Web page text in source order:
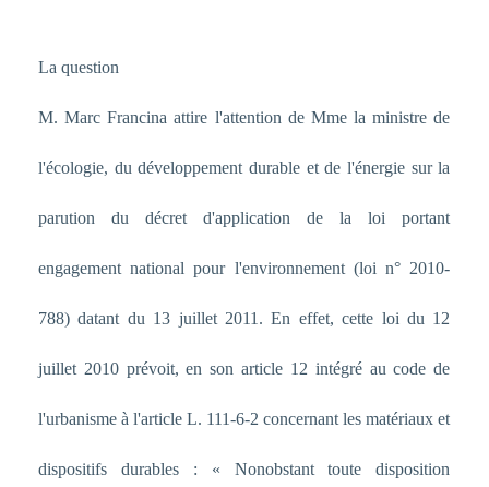
La question
M. Marc Francina attire l'attention de Mme la ministre de
l'écologie, du développement durable et de l'énergie sur la
parution du décret d'application de la loi portant
engagement national pour l'environnement (loi n° 2010-
788) datant du 13 juillet 2011. En effet, cette loi du 12
juillet 2010 prévoit, en son article 12 intégré au code de
l'urbanisme à l'article L. 111-6-2 concernant les matériaux et
dispositifs durables : « Nonobstant toute disposition